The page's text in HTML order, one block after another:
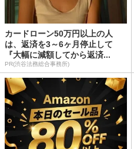
カードローン50万円以上の人
は、返済を3～6ヶ月停止して
『大幅に減額してから返済...
PR(渋谷法務総合事務所)